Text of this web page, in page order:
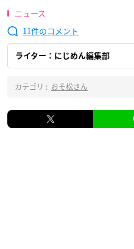
ニュース
11
ライター：にじめん編集部
カテゴリ : おそ松さん